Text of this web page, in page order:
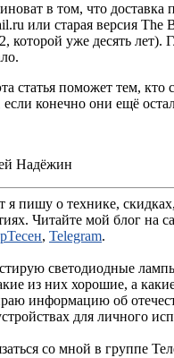
в том, что доставка
или старая версия The
которой уже десять лет).
статья поможет тем, кто
конечно они ещё
Надёжин
я пишу о технике,
Читайте мой блог на
, Telegram.
светодиодные
из них хорошие, а
информацию об
для личного
со мной в группе